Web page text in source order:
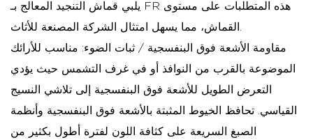
يلبي قماش التنجيد المعالج بـ FR هذه المتطلبات على مستوى
مقاومة الأشعة فوق البنفسجية / ثبات الضوء: مناسب للأرائك
الموضوعة بالقرب من النوافذ أو في غرف التشمس حيث يؤدي
التعرض الطويل للأشعة فوق البنفسجية إلى تلاشي النسيج
القياسي. تحافظ الخيوط المثبتة بالأشعة فوق البنفسجية وأنظمة
الصبغ السريعة على كثافة اللون لفترة أطول بكثير من